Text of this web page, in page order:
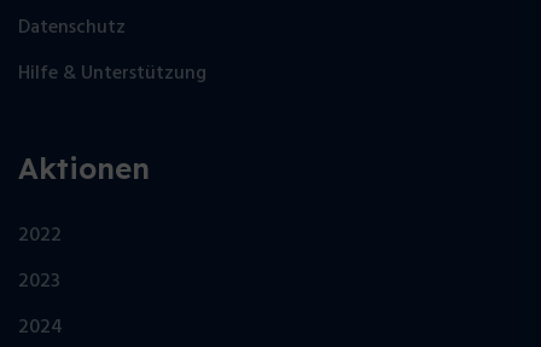
Datenschutz
Hilfe & Unterstützung
Aktionen
2022
2023
2024